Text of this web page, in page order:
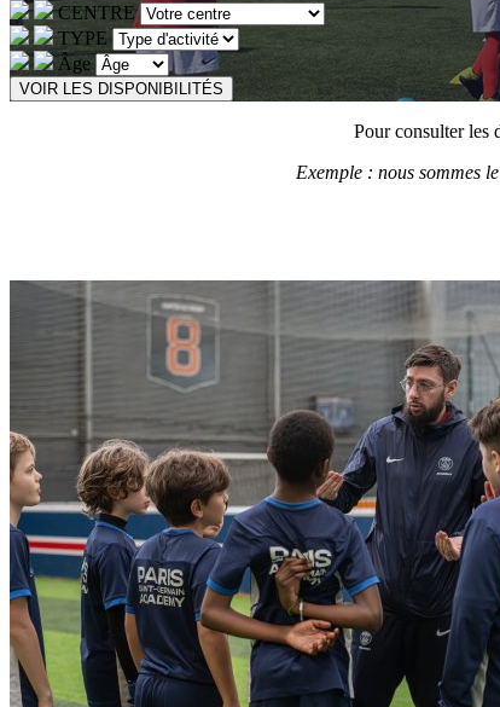
CENTRE
TYPE
Âge
VOIR LES DISPONIBILITÉS
Pour consulter les
Exemple : nous sommes